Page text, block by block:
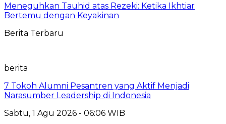
Meneguhkan Tauhid atas Rezeki: Ketika Ikhtiar
Bertemu dengan Keyakinan
Berita Terbaru
berita
7 Tokoh Alumni Pesantren yang Aktif Menjadi
Narasumber Leadership di Indonesia
Sabtu, 1 Agu 2026 - 06:06 WIB